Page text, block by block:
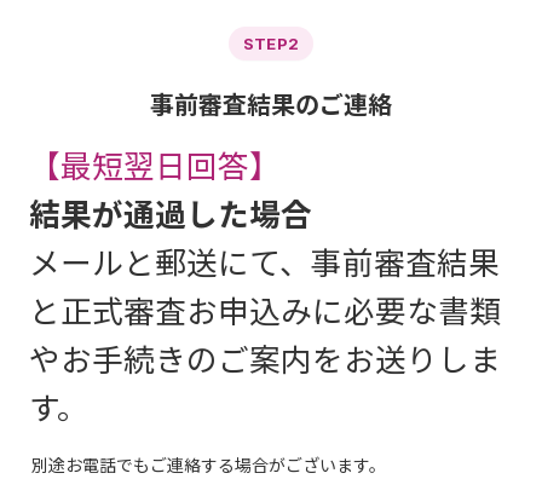
STEP2
事前審査結果のご連絡
【最短翌日回答】
結果が通過した場合
メールと郵送にて、事前審査結果
と正式審査お申込みに必要な書類
やお手続きのご案内をお送りしま
す。
別途お電話でもご連絡する場合がございます。